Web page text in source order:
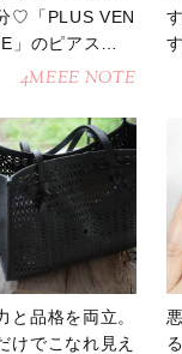
♡「PLUS VEN
」のピアスが
4MEEE NOTE
と品格を両立。
けでこなれ見え